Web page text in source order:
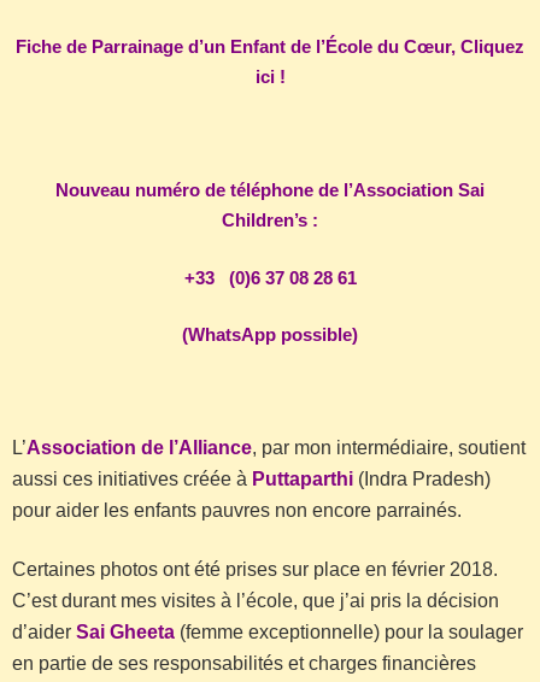
Fiche de Parrainage d’un Enfant de l’École du Cœur, Cliquez
ici !
Nouveau numéro de téléphone de l’Association Sai
Children’s :
+33 (0)6 37 08 28 61
(WhatsApp possible)
L’Association de l’Alliance, par mon intermédiaire, soutient
aussi ces initiatives créée à Puttaparthi (Indra Pradesh)
pour aider les enfants pauvres non encore parrainés.
Certaines photos ont été prises sur place en février 2018.
C’est durant mes visites à l’école, que j’ai pris la décision
d’aider Sai Gheeta (femme exceptionnelle) pour la soulager
en partie de ses responsabilités et charges financières